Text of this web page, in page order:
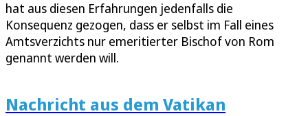
hat aus diesen Erfahrungen jedenfalls die
Konsequenz gezogen, dass er selbst im Fall eines
Amtsverzichts nur emeritierter Bischof von Rom
genannt werden will.
Nachricht aus dem Vatikan